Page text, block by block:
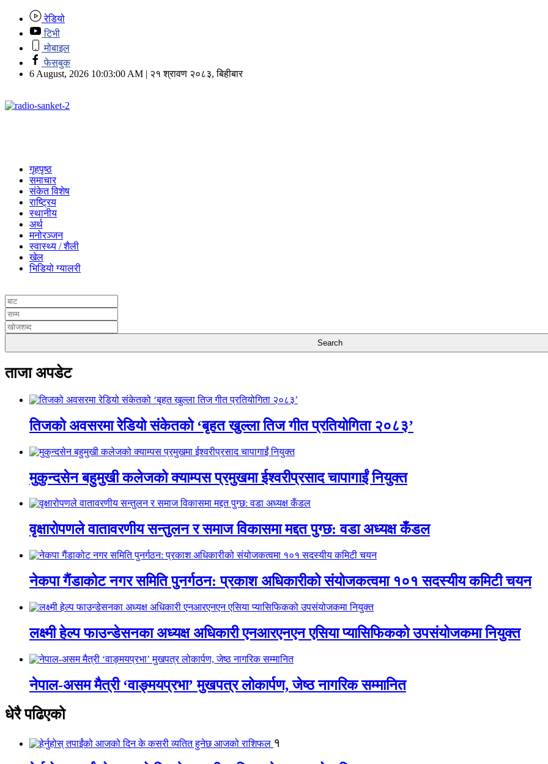
रेडियो
टिभी
मोबाइल
फेसबुक
6 August, 2026 10:03:00 AM | २१ श्रावण २०८३, बिहीबार
गृहपृष्ठ
समाचार
संकेत विशेष
राष्ट्रिय
स्थानीय
अर्थ
मनोरञ्जन
स्वास्थ्य / शैली
खेल
भिडियो ग्यालरी
ताजा अपडेट
तिजको अवसरमा रेडियो संकेतको ‘बृहत खुल्ला तिज गीत प्रतियोगिता २०८३’
मुकुन्दसेन बहुमुखी कलेजको क्याम्पस प्रमुखमा ईश्वरीप्रसाद चापागाईं नियुक्त
वृक्षारोपणले वातावरणीय सन्तुलन र समाज विकासमा मद्दत पुग्छ: वडा अध्यक्ष कँडल
नेकपा गैंडाकोट नगर समिति पुनर्गठन: प्रकाश अधिकारीको संयोजकत्वमा १०१ सदस्यीय कमिटी चयन
लक्ष्मी हेल्प फाउन्डेसनका अध्यक्ष अधिकारी एनआरएनएन एसिया प्यासिफिकको उपसंयोजकमा नियुक्त
नेपाल-असम मैत्री ‘वाङ्मयप्रभा’ मुखपत्र लोकार्पण, जेष्ठ नागरिक सम्मानित
धेरै पढिएको
१